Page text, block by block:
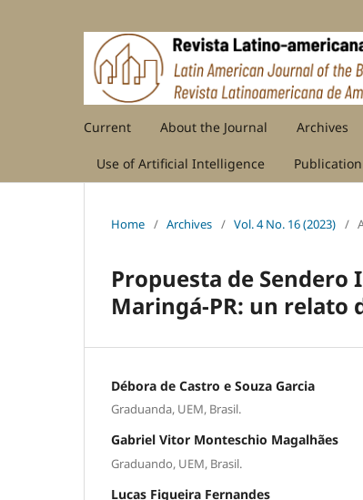
Current About the Journal Archives
Use of Artificial Intelligence Publication
Home / Archives / Vol. 4 No. 16 (2023) /
Propuesta de
Maringá-PR: un relato
Débora de Castro e Souza Garcia
Graduanda, UEM, Brasil.
Gabriel Vitor Monteschio Magalhães
Graduando, UEM, Brasil.
Lucas Figueira Fernandes